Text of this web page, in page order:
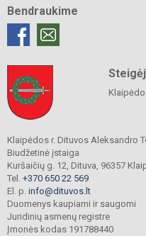
Bendraukime
Klaipėdos r. Dituvos Aleksandro
Biudžetinė įstaiga
Kuršaičių g. 12, Dituva, 96357
Tel. +370 650 22 569
El. p. info@dituvos.lt
Duomenys kaupiami ir saugomi
Juridinių asmenų registre
Įmonės kodas 191788440